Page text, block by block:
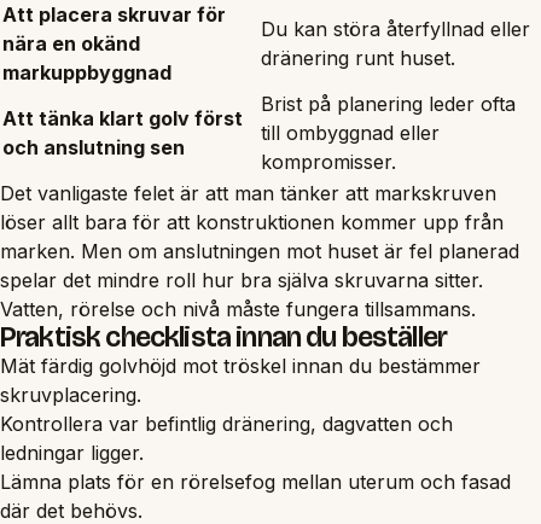
Att placera skruvar för
nära en okänd
markuppbyggnad
Du kan störa återfyllnad eller
dränering runt huset.
Att tänka klart golv först
och anslutning sen
Brist på planering leder ofta
till ombyggnad eller
kompromisser.
Det vanligaste felet är att man tänker att markskruven
löser allt bara för att konstruktionen kommer upp från
marken. Men om anslutningen mot huset är fel planerad
spelar det mindre roll hur bra själva skruvarna sitter.
Vatten, rörelse och nivå måste fungera tillsammans.
Praktisk checklista innan du beställer
Mät färdig golvhöjd mot tröskel innan du bestämmer
skruvplacering.
Kontrollera var befintlig dränering, dagvatten och
ledningar ligger.
Lämna plats för en rörelsefog mellan uterum och fasad
där det behövs.